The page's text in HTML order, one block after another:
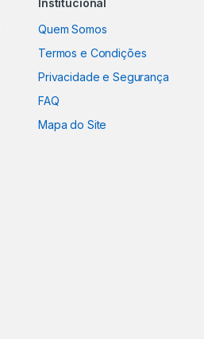
Quem Somos
Termos e Condições
Privacidade e Segurança
FAQ
Mapa do Site